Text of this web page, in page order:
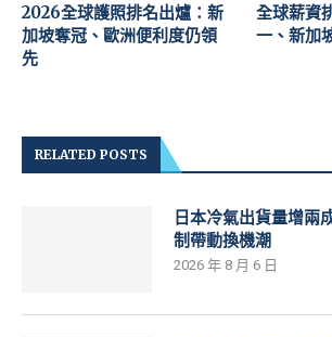
2026全球護照排名出爐：新
加坡奪冠、歐洲便利度仍領
先
全球薪資
一、新加
RELATED POSTS
日本冷氣出貨量增兩
制帶動換機潮
2026 年 8 月 6 日